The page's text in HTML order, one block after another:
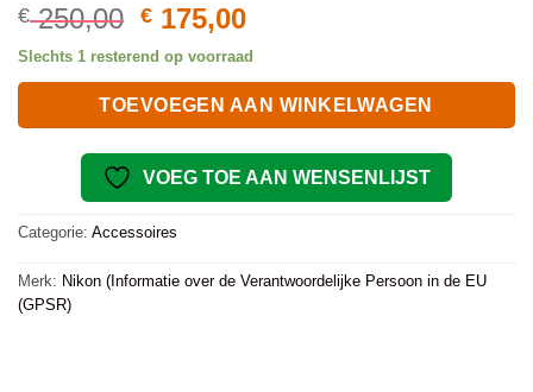
€250,00 Oorspronkelijke
prijs
was:
€ 250,00.
€ 175,00Huidige
prijs
is:
€ 175,00.
Slechts 1 resterend op voorraad
TOEVOEGEN AAN WINKELWAGEN
VOEG TOE AAN WENSENLIJST
Categorie: Accessoires
Merk: Nikon (Informatie over de Verantwoordelijke Persoon in de EU
(GPSR)